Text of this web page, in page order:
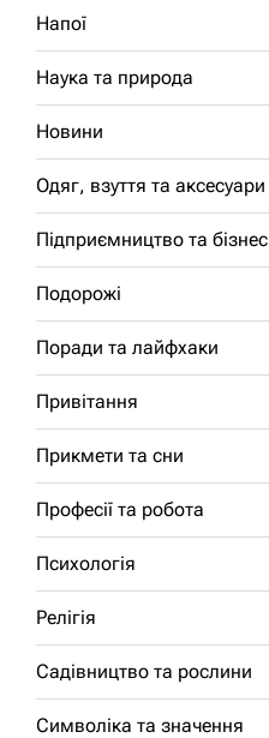
Напої
Наука та природа
Новини
Одяг, взуття та аксесуари
Підприємництво та бізнес
Подорожі
Поради та лайфхаки
Привітання
Прикмети та сни
Професії та робота
Психологія
Релігія
Садівництво та рослини
Символіка та значення